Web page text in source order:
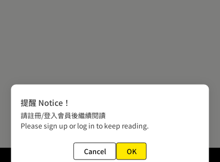
提醒 Notice！
請註冊/登入會員後繼續閱讀
Please sign up or log in to keep reading.
Cancel OK